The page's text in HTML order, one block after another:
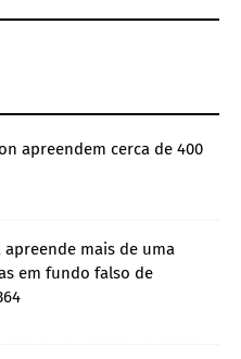
apreendem cerca de 400
apreende mais de uma
em fundo falso de